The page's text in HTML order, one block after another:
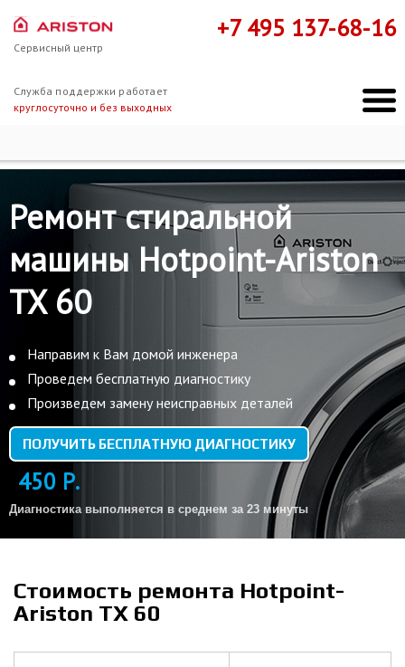
Сервисный центр
Служба поддержки работает
круглосуточно и без выходных
+7 495 137-68-16
Ремонт Hotpoint-Ariston Hotpoint-Ariston TX 60
Ремонт стиральной
машины Hotpoint-Ariston
TX 60
Направим к Вам домой инженера
Проведем бесплатную диагностику
Произведем замену неисправных деталей
ПОЛУЧИТЬ БЕСПЛАТНУЮ ДИАГНОСТИКУ
450 Р.
Диагностика выполняется в среднем за 23 минуты
Стоимость ремонта Hotpoint-
Ariston TX 60